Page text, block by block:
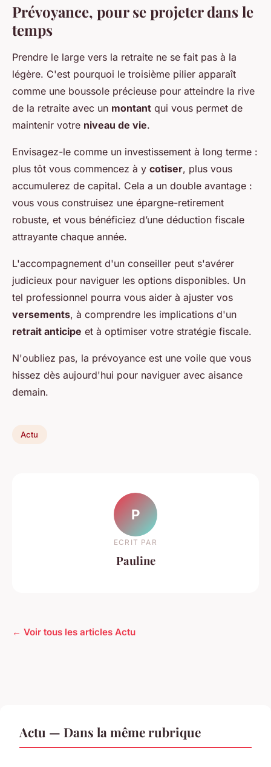
Prévoyance, pour se projeter dans le
temps
Prendre le large vers la retraite ne se fait pas à la
légère. C'est pourquoi le troisième pilier apparaît
comme une boussole précieuse pour atteindre la rive
de la retraite avec un montant qui vous permet de
maintenir votre niveau de vie.
Envisagez-le comme un investissement à long terme :
plus tôt vous commencez à y cotiser, plus vous
accumulerez de capital. Cela a un double avantage :
vous vous construisez une épargne-retirement
robuste, et vous bénéficiez d’une déduction fiscale
attrayante chaque année.
L'accompagnement d'un conseiller peut s'avérer
judicieux pour naviguer les options disponibles. Un
tel professionnel pourra vous aider à ajuster vos
versements, à comprendre les implications d'un
retrait anticipe et à optimiser votre stratégie fiscale.
N'oubliez pas, la prévoyance est une voile que vous
hissez dès aujourd'hui pour naviguer avec aisance
demain.
Actu
P
ECRIT PAR
Pauline
← Voir tous les articles Actu
Actu — Dans la même rubrique